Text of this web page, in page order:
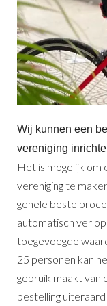
Wij kunnen een
vereniging
Het is mogelijk om
vereniging te
gehele
automatisch
toegevoegde
25 personen kan
gebruik maakt van
bestelling